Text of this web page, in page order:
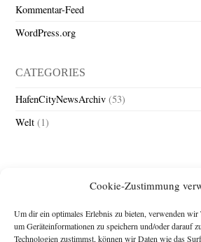
Cookie-Zustimmung
Um dir ein optimales Erlebnis zu bieten, verwenden
um Geräteinformationen zu speichern und/oder darauf
Technologien zustimmst, können wir Daten wie das
Kommentar-Feed
WordPress.org
CATEGORIES
HafenCityNewsArchiv (53)
Welt (1)